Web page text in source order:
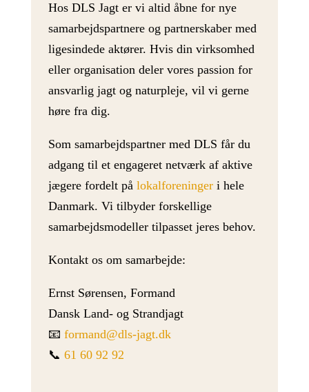
Hos DLS Jagt er vi altid åbne for nye
samarbejdspartnere og partnerskaber med
ligesindede aktører. Hvis din virksomhed
eller organisation deler vores passion for
ansvarlig jagt og naturpleje, vil vi gerne
høre fra dig.
Som samarbejdspartner med DLS får du
adgang til et engageret netværk af aktive
jægere fordelt på lokalforeningeri hele
Danmark. Vi tilbyder forskellige
samarbejdsmodeller tilpasset jeres behov.
Kontakt os om samarbejde:
Ernst Sørensen, Formand
Dansk Land- og Strandjagt
📧 formand@dls-jagt.dk
📞 61 60 92 92